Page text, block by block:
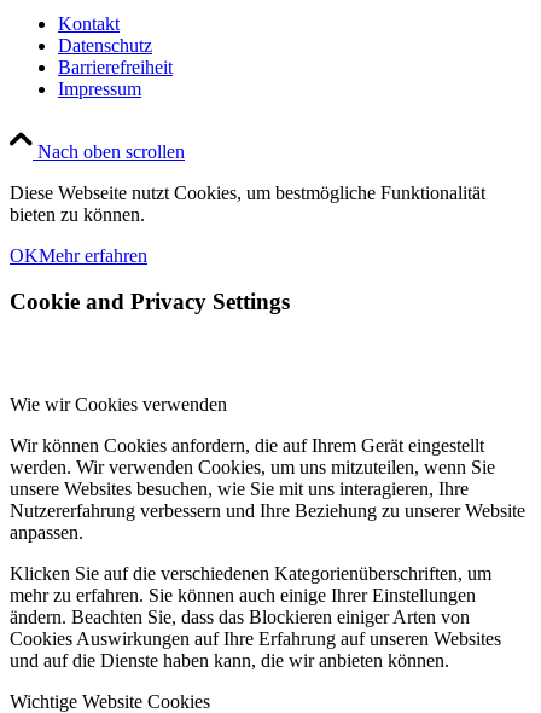
Kontakt
Datenschutz
Barrierefreiheit
Impressum
Nach oben scrollen
Diese Webseite nutzt Cookies, um bestmögliche Funktionalität
bieten zu können.
OKMehr erfahren
Cookie and Privacy Settings
Wie wir Cookies verwenden
Wir können Cookies anfordern, die auf Ihrem Gerät eingestellt
werden. Wir verwenden Cookies, um uns mitzuteilen, wenn Sie
unsere Websites besuchen, wie Sie mit uns interagieren, Ihre
Nutzererfahrung verbessern und Ihre Beziehung zu unserer Website
anpassen.
Klicken Sie auf die verschiedenen Kategorienüberschriften, um
mehr zu erfahren. Sie können auch einige Ihrer Einstellungen
ändern. Beachten Sie, dass das Blockieren einiger Arten von
Cookies Auswirkungen auf Ihre Erfahrung auf unseren Websites
und auf die Dienste haben kann, die wir anbieten können.
Wichtige Website Cookies